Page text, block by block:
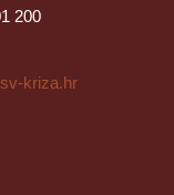
200
kriza.hr